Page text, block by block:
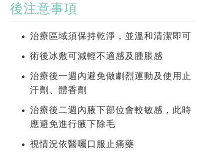
後注意事項
治療區域須保持乾淨，並溫和清潔即可
術後冰敷可減輕不適感及腫脹感
治療後一週內避免做劇烈運動及使用止
汗劑、體香劑
治療後二週內腋下部位會較敏感，此時
應避免進行腋下除毛
視情況依醫囑口服止痛藥